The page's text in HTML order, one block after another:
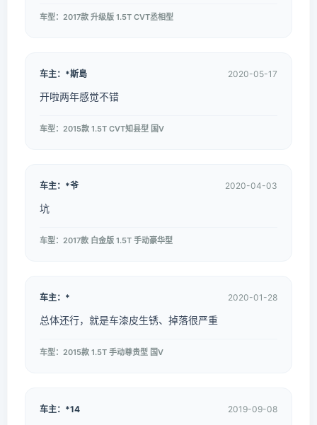
车型：2017款 升级版 1.5T CVT丞相型
车主：*斯島 2020-05-17
开啦两年感觉不错
车型：2015款 1.5T CVT知县型 国V
车主：*爷 2020-04-03
坑
车型：2017款 白金版 1.5T 手动豪华型
车主：* 2020-01-28
总体还行，就是车漆皮生锈、掉落很严重
车型：2015款 1.5T 手动尊贵型 国V
车主：*14 2019-09-08